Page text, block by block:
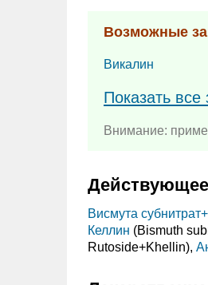
Возможные
Викалин
Показать
Внимание:
Висмута субнитрат+
Келлин (Bismuth
Rutoside+Khellin),